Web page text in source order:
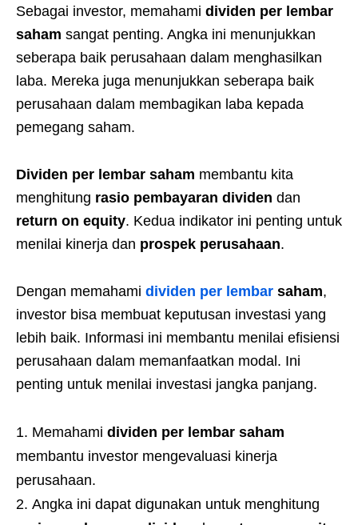
Sebagai investor, memahami dividen per lembar
saham sangat penting. Angka ini menunjukkan
seberapa baik perusahaan dalam menghasilkan
laba. Mereka juga menunjukkan seberapa baik
perusahaan dalam membagikan laba kepada
pemegang saham.
Dividen per lembar saham membantu kita
menghitung rasio pembayaran dividen dan
return on equity. Kedua indikator ini penting untuk
menilai kinerja dan prospek perusahaan.
Dengan memahami dividen per lembar saham,
investor bisa membuat keputusan investasi yang
lebih baik. Informasi ini membantu menilai efisiensi
perusahaan dalam memanfaatkan modal. Ini
penting untuk menilai investasi jangka panjang.
Memahami dividen per lembar saham
membantu investor mengevaluasi kinerja
perusahaan.
Angka ini dapat digunakan untuk menghitung